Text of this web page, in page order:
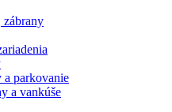
zábrany
a parkovanie
a vankúše